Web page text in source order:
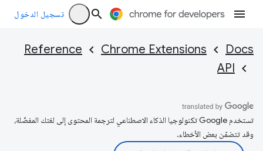
تسجيل الدخول
Docs
Chrome Extensions
Reference
API
تستخدم Google تكنولوجيا الذكاء الاصطناعي لترجمة المحتوى إلى لغتك المفضّلة،
وقد تتضمّن بعض الأخطاء.